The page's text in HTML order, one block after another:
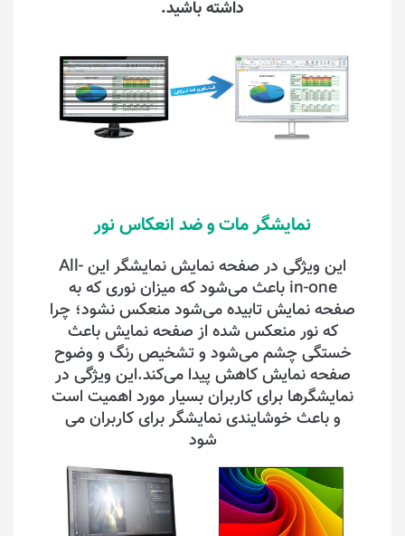
داشته باشید.
نمایشگر مات و ضد انعکاس نور
این ویژگی در صفحه نمایش نمایشگر این All-
in-one باعث می‌شود که میزان نوری که به
صفحه نمایش تابیده می‌شود منعکس نشود؛ چرا
که نور منعکس شده از صفحه نمایش باعث
خستگی چشم می‌شود و تشخیص رنگ و وضوح
صفحه نمایش کاهش پیدا می‌کند.این ویژگی در
نمایشگرها برای کاربران بسیار مورد اهمیت است
و باعث خوشایندی نمایشگر برای کاربران می
شود